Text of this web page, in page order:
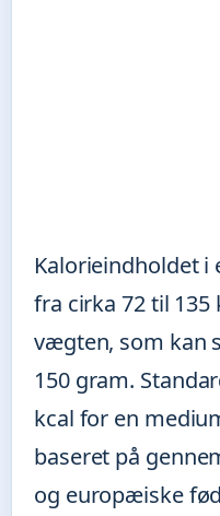
Kalorieindholdet i
fra cirka 72 til
vægten, som kan
150 gram.
kcal for en
baseret på
og europæiske